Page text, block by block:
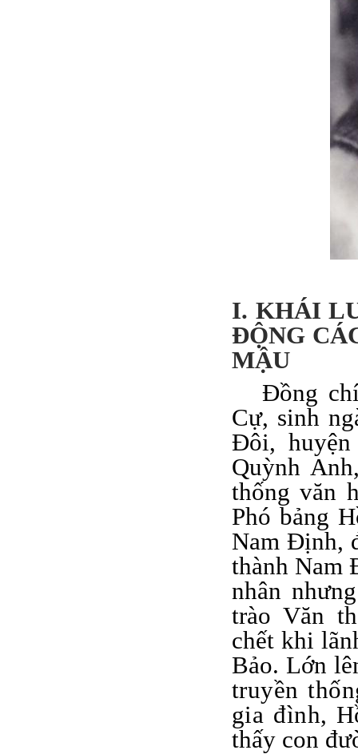
I. KHÁI
ĐỘNG
MẬU
Đồng
Cự, sinh
Đôi,
Quỳnh
thống văn
Phó bảng
Nam Định,
thành Nam
nhân
trào Văn
chếtkhi
Bảo. Lớn
truyền
gia đình,
thấy con